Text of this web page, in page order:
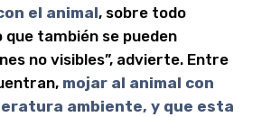
el animal, sobre todo
que también se pueden
no visibles”, advierte. Entre
mojar al animal con
ambiente, y que esta